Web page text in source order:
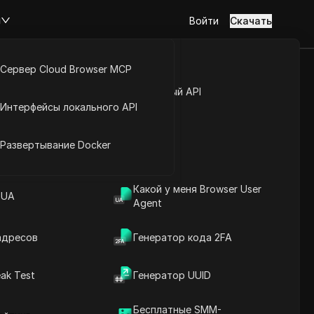
Открытый API
Какой у меня Browser User
Agent
Генератор кода 2FA
Test Генератор UUID
Бесплатные SMM-
Сервер Cloud Browser MCP
Интерфейсы локального API
Развертывание Docker
Войти Скачать
Задать вопросы
Задайте вопросы об этой странице
Открыть в Claude
Задайте вопросы об этой странице